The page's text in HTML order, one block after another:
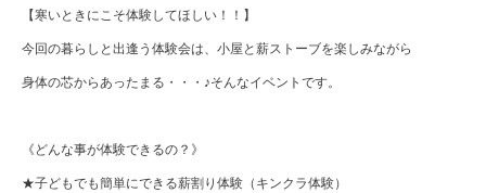
【寒いときにこそ体験してほしい！！】
今回の暮らしと出逢う体験会は、小屋と薪ストーブを楽しみながら
身体の芯からあったまる・・・♪そんなイベントです。
《どんな事が体験できるの？》
★子どもでも簡単にできる薪割り体験（キンクラ体験）